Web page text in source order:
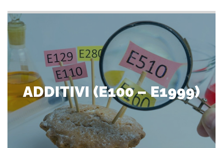
ADDITIVI (E100 – E1999)